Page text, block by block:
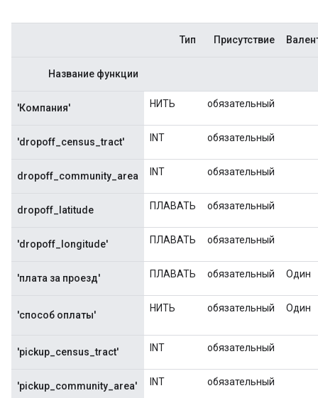
Тип Присутствие
Название функции
'Компания' НИТЬ обязательный
'dropoff_census_tract' INT обязательный
dropoff_community_area INT обязательный
dropoff_latitude ПЛАВАТЬ обязательный
'dropoff_longitude' ПЛАВАТЬ обязательный
'плата за проезд' ПЛАВАТЬ обязательный Один
'способ оплаты'
НИТЬ обязательный Один
'pickup_census_tract' INT обязательный
'pickup_community_area' INT обязательный